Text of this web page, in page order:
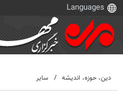
دين، حوزه، انديشه سایر